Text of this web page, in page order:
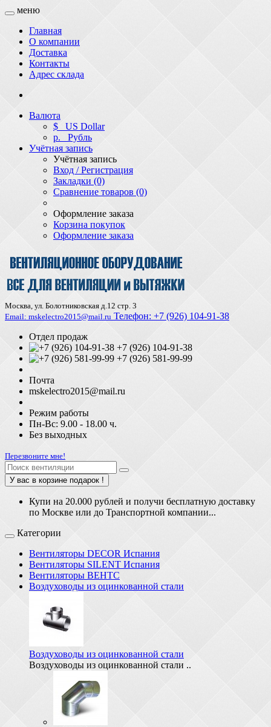
меню
Главная
О компании
Доставка
Контакты
Адрес склада
Валюта
$ US Dollar
р. Рубль
Учётная запись
Учётная запись
Вход / Регистрация
Закладки (0)
Сравнение товаров (0)
Оформление заказа
Корзина покупок
Оформление заказа
Москва, ул. Болотниковская д.12 стр. 3
Email: mskelectro2015@mail.ru Телефон: +7 (926) 104-91-З8
Отдел продаж
+7 (926) 104-91-38
+7 (926) 581-99-99
Почта
mskelectro2015@mail.ru
Режим работы
Пн-Вс: 9.00 - 18.00 ч.
Без выходных
Перезвоните мне!
У вас в корзине подарок !
Купи на 20.000 рублей и получи бесплатную доставку
по Москве или до Транспортной компании...
Категории
Вентиляторы DECOR Испания
Вентиляторы SILENT Испания
Вентиляторы ВЕНТС
Воздуховоды из оцинкованной стали
Воздуховоды из оцинкованной стали
Воздуховоды из оцинкованной стали ..